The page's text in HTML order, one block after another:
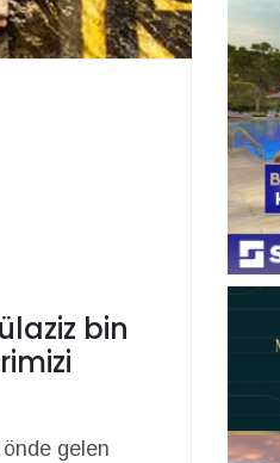
bin
gelen